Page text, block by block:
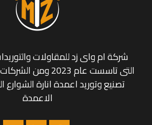
شركة ام واى زد للمقاولات
التى تاسست عام 2023
تصنيع وتوريد اعمدة انارة الشوارع
الاعمدة